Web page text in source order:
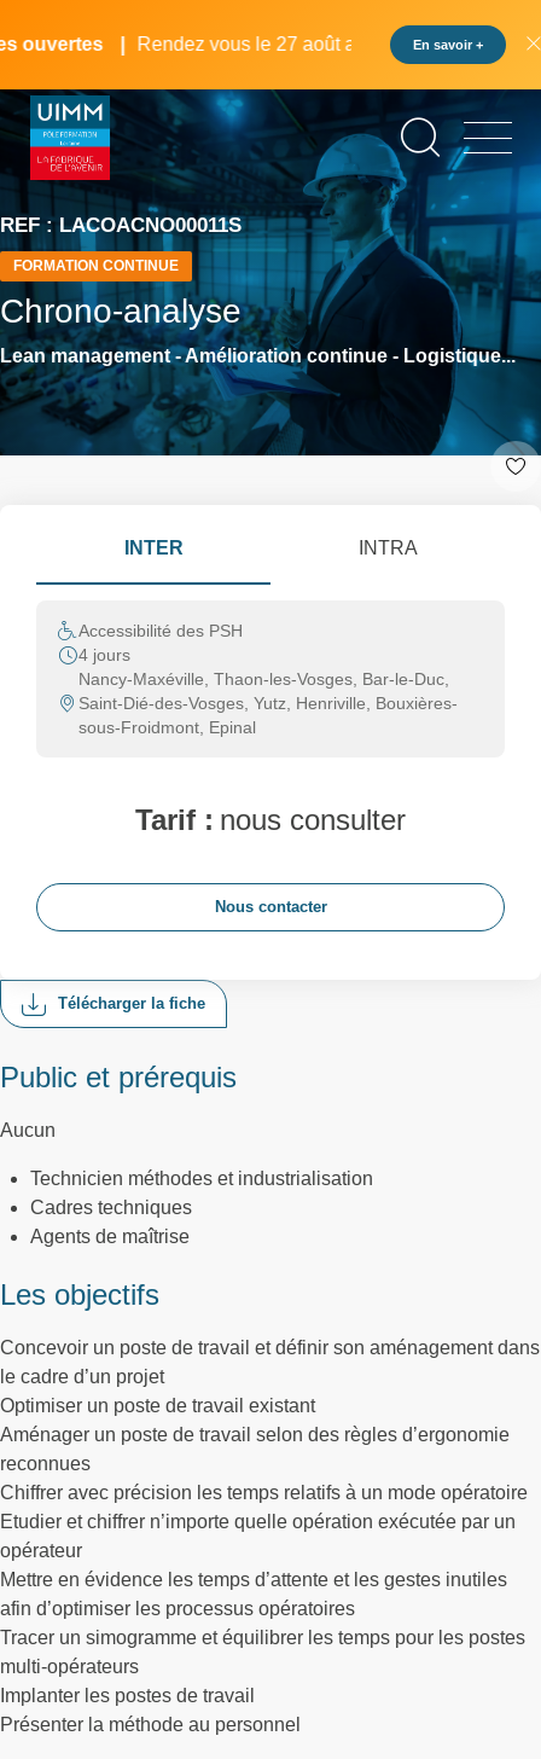
au
principal
Rendez vous le 27 août au pôle formation UIMM
En savoir +
REF : LACOACNO00011S
FORMATION CONTINUE
Chrono-analyse
Lean management - Amélioration continue - Logistique...
Télécharger la fiche
Public et prérequis
Aucun
Technicien méthodes et industrialisation
Cadres techniques
Agents de maîtrise
Les objectifs
Concevoir un poste de travail et définir son aménagement dans
le cadre d’un projet
Optimiser un poste de travail existant
Aménager un poste de travail selon des règles d’ergonomie
reconnues
Chiffrer avec précision les temps relatifs à un mode opératoire
Etudier et chiffrer n’importe quelle opération exécutée par un
opérateur
Mettre en évidence les temps d’attente et les gestes inutiles
afin d’optimiser les processus opératoires
Tracer un simogramme et équilibrer les temps pour les postes
multi-opérateurs
Implanter les postes de travail
Présenter la méthode au personnel
INTER INTRA
Accessibilité des PSH
4 jours
Nancy-Maxéville, Thaon-les-Vosges, Bar-le-Duc,
Saint-Dié-des-Vosges, Yutz, Henriville, Bouxières-
sous-Froidmont, Epinal
Tarif : nous consulter
Nous contacter